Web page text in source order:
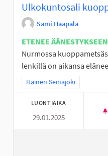
Ulkokuntosali
Sami Haapala
ETENEE ÄÄNESTYKSEEN
Nurmossa
lenkillä on aikansa
Rajaa tulokset teeman
Itäinen Seinäjoki
LUONTIAIKA
29.01.2025